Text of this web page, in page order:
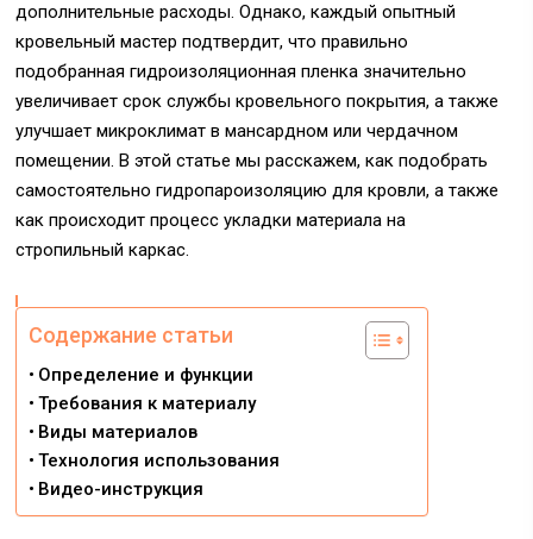
дополнительные расходы. Однако, каждый опытный
кровельный мастер подтвердит, что правильно
подобранная гидроизоляционная пленка значительно
увеличивает срок службы кровельного покрытия, а также
улучшает микроклимат в мансардном или чердачном
помещении. В этой статье мы расскажем, как подобрать
самостоятельно гидропароизоляцию для кровли, а также
как происходит процесс укладки материала на
стропильный каркас.
Содержание статьи
Определение и функции
Требования к материалу
Виды материалов
Технология использования
Видео-инструкция